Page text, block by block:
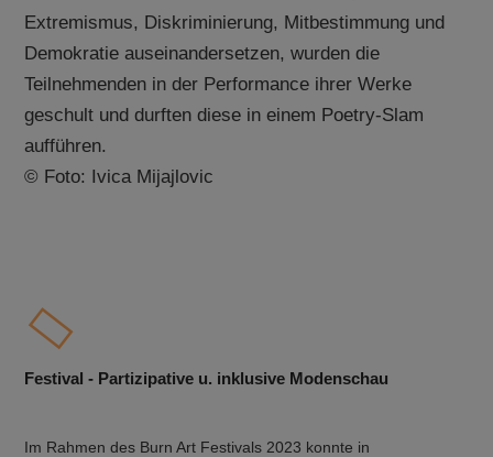
Extremismus, Diskriminierung, Mitbestimmung und
Demokratie auseinandersetzen, wurden die
Teilnehmenden in der Performance ihrer Werke
geschult und durften diese in einem Poetry-Slam
aufführen.
© Foto: Ivica Mijajlovic
Festival - Partizipative u. inklusive Modenschau
Im Rahmen des Burn Art Festivals 2023 konnte in